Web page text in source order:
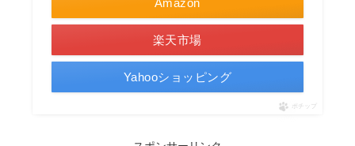
Amazon
楽天市場
Yahooショッピング
ポチップ